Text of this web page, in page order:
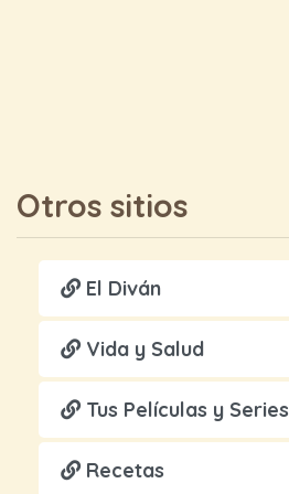
Otros sitios
El Diván
Vida y Salud
Tus Películas y Series
Recetas